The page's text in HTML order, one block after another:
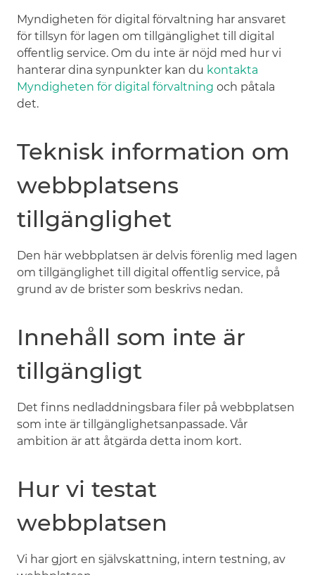
Myndigheten för digital förvaltning har ansvaret
för tillsyn för lagen om tillgänglighet till digital
offentlig service. Om du inte är nöjd med hur vi
hanterar dina synpunkter kan du kontakta
Myndigheten för digital förvaltning och påtala
det.
Teknisk information om
webbplatsens
tillgänglighet
Den här webbplatsen är delvis förenlig med lagen
om tillgänglighet till digital offentlig service, på
grund av de brister som beskrivs nedan.
Innehåll som inte är
tillgängligt
Det finns nedladdningsbara filer på webbplatsen
som inte är tillgänglighetsanpassade. Vår
ambition är att åtgärda detta inom kort.
Hur vi testat
webbplatsen
Vi har gjort en självskattning, intern testning, av